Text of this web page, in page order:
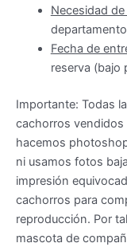
Necesidad
Fecha de
reserva (bajo
Importante: Todas
cachorros vendidos
hacemos
ni usamos fotos
impresión
cachorros para
reproducción. Por
mascota de